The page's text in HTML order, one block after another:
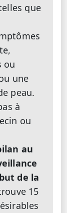
que
ou
une
peau.
à
ou
au
de la
15